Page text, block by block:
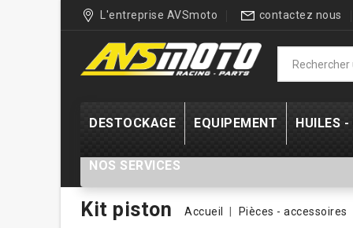
L'entreprise AVSmoto contactez nous
DESTOCKAGE EQUIPEMENT HUILES
NOS SERVICES
Kit piston Accueil Pièces - accessoires